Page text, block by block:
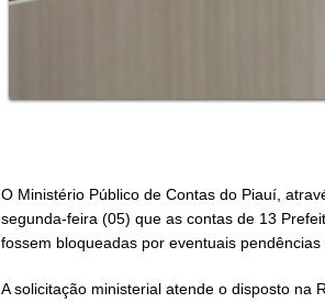
O Ministério Público de Contas do Piauí,
segunda-feira (05) que as contas de 13
fossem bloqueadas por eventuais
A solicitação ministerial atende o disposto na